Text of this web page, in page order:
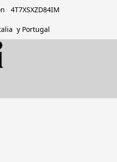
4T7XSXZD84IM
y Portugal